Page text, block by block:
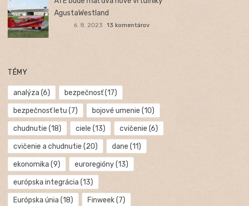
AgustaWestland
6. 8. 2023 13 komentárov
TÉMY
analýza (6) bezpečnosť(17)
bezpečnosť letu (7) bojové umenie (10)
chudnutie (18) ciele (13) cvičenie (6)
cvičenie a chudnutie (20) dane (11)
ekonomika (9) euroregióny(13)
európska integrácia (13)
Európska únia (18) Finweek(7)